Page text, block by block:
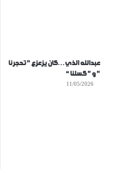
عبدالله الذي…كان يزعزع ” تحجرنا
” و ” كسلنا “
11/05/2026